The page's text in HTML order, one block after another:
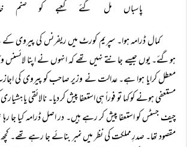
پاسباں مل گئے کعبے کو صنم
کمال ڈرامہ ہوا۔ سپریم کورٹ میں ریفرنس کی پیروی کے
ہوگئے۔ یوں جیسے جانتے نہیں تھے کہ انہوں نے اپنا
معطل کرایا ہوا ہے۔ عدالت نے وزیر صاحب کو پیروی کی
مستعفی ہونے کو کہا تو فوراً ہی استعفا پیش کر دیا۔ نالائقی یا
چیف جسٹس کو استعفا پیش کر رہے ہیں۔ در اصل ڈرامہ کیا جا رہا
مقصود تھا۔ صدرِ مملکت کی نظر میں نمبر بنائے جا رہے تھے۔